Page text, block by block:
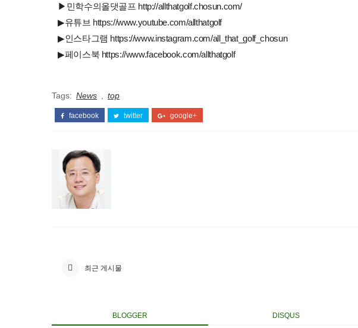
▶민학수의올댓골프 http://allthatgolf.chosun.com/
▶유튜브 https://www.youtube.com/allthatgolf
▶인스타그램 https://www.instagram.com/all_that_golf_chosun
▶페이스북 https://www.facebook.com/allthatgolf
Tags: News top
facebook twitter google+
최근 게시물
BLOGGER DISQUS